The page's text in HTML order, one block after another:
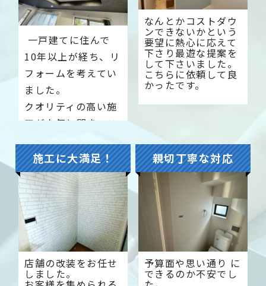
一戸建てに住んで
10年以上が経ち、リ
フォームを考えてい
ました。
クオリティの高い施
工が人気と聞き、こ
とにしました。
納得のいくプランを
ご提案してください
ました。
なんとかコストダウ
ンできないかという
要望に熱心に応えて
下さり最遊な提案を
して下さいました。
こちらに依頼して良
かったです。
施工に大満足！
店舗の改装をお任せ
しました。
親切丁寧な対応
予算面や思い通り に
できるのか不安でし